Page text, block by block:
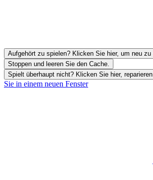
Aufgehört zu spielen? Klicken Sie hier, um neu zu
Stoppen und leeren Sie den Cache.
Spielt überhaupt nicht? Klicken Sie hier,
Sie in einem neuen Fenster